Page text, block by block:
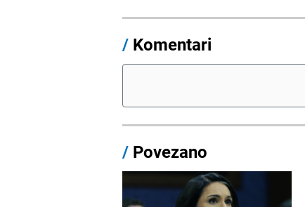
/ Komentari
/ Povezano